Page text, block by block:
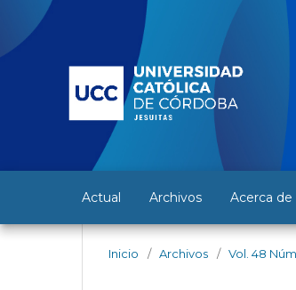
Actual Archivos Acerca de
Inicio / Archivos / Vol. 48